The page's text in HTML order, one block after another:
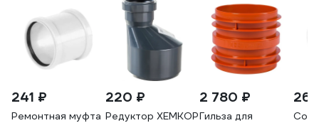
241 ₽
Ремонтная муфта
220 ₽
Редуктор ХЕМКОР
2 780 ₽
Гильза для